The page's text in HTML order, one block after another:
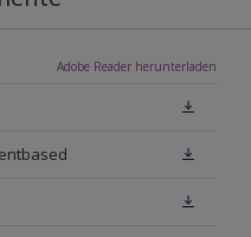
Adobe Reader herunterladen